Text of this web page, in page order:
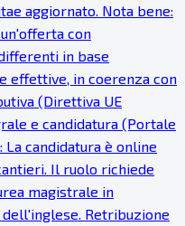
aggiornato. Nota bene:
con
in base
effettive, in coerenza con
(Direttiva UE
e candidatura (Portale
candidatura è online
Il ruolo richiede
magistrale in
Retribuzione